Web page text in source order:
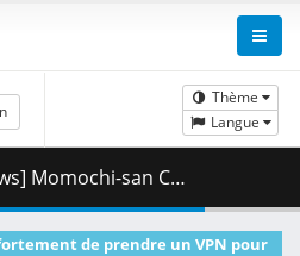
Thème
Langue
Subtitle][5098E23E].mkv.001 ( 475.77 MB )
de prendre un VPN pour